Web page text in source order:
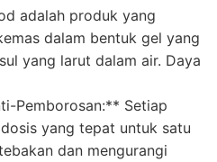
adalah produk yang
dalam bentuk gel yang
yang larut dalam air. Daya
Pemborosan:** Setiap
yang tepat untuk satu
dan mengurangi